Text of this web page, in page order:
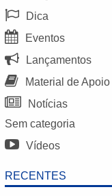
Dica
Eventos
Lançamentos
Material de Apoio
Notícias
Sem categoria
Vídeos
RECENTES